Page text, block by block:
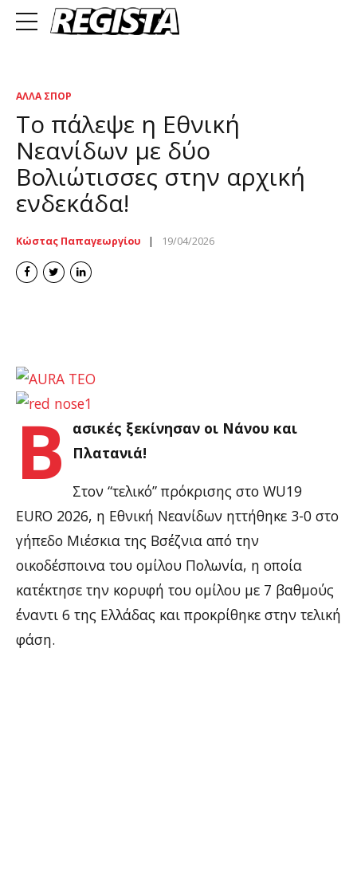
ΆΛΛΑ ΣΠΟΡ
Το πάλεψε η Εθνική
Νεανίδων με δύο
Βολιώτισσες στην αρχική
ενδεκάδα!
Κώστας Παπαγεωργίου 19/04/2026
Β
ασικές ξεκίνησαν οι Νάνου και
Πλατανιά!
Στον “τελικό” πρόκρισης στo WU19
EURO 2026, η Εθνική Νεανίδων ηττήθηκε 3-0 στο
γήπεδο Μιέσκια της Βσέζνια από την
οικοδέσποινα του ομίλου Πολωνία, η οποία
κατέκτησε την κορυφή του ομίλου με 7 βαθμούς
έναντι 6 της Ελλάδας και προκρίθηκε στην τελική
φάση.